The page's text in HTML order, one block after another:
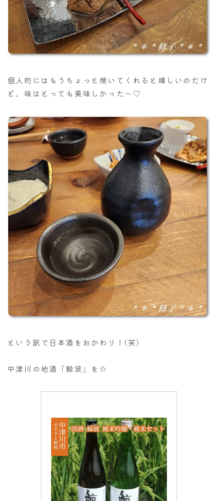
個人的にはもうちょっと焼いてくれると嬉しいのだけ
ど、味はとっても美味しかった～♡
という訳で日本酒をおかわり！(笑)
中津川の地酒「鯨波」を☆